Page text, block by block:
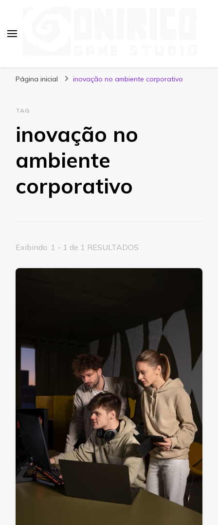
Página inicial inovação no ambiente corporativo
TAG
inovação no
ambiente
corporativo
Exibindo: 1 - 1 de 1 RESULTADOS